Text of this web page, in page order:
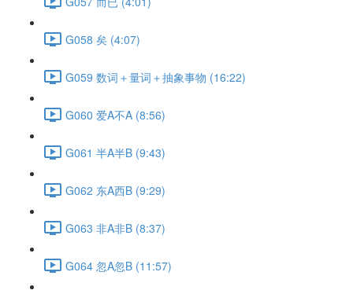
G058 矣 (4:07)
G059 数词＋量词＋抽象事物 (16:22)
G060 爱A不A (8:56)
G061 半A半B (9:43)
G062 东A西B (9:29)
G063 非A非B (8:37)
G064 忽A忽B (11:57)